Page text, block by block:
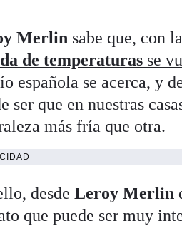
Merlin sabe que, con
de temperaturas se
española se acerca, y
ser que en nuestras
más fría que otra.
desdeLeroy Merlin
que puede ser muy